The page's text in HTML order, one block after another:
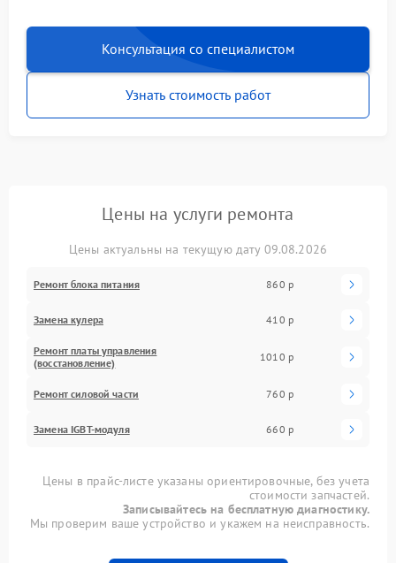
Консультация со специалистом
Узнать стоимость работ
Цены на услуги ремонта
Цены актуальны на текущую дату 09.08.2026
Ремонт блока питания 860 р
Замена кулера 410 р
Ремонт платы управления
(восстановление)
1010 р
Ремонт силовой части 760 р
Замена IGBT-модуля 660 р
Цены в прайс-листе указаны ориентировочные, без учета
стоимости запчастей.
Записывайтесь на бесплатную диагностику.
Мы проверим ваше устройство и укажем на неисправность.